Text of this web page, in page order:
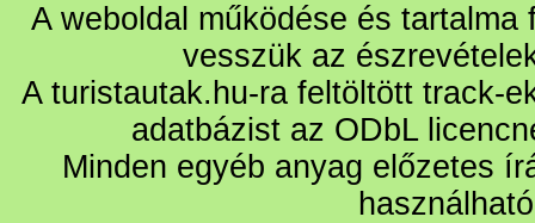
A weboldal működése és
vesszük az
A turistautak.hu-ra feltöltött track-
adatbázist az ODbL
Minden egyéb anyag előzetes